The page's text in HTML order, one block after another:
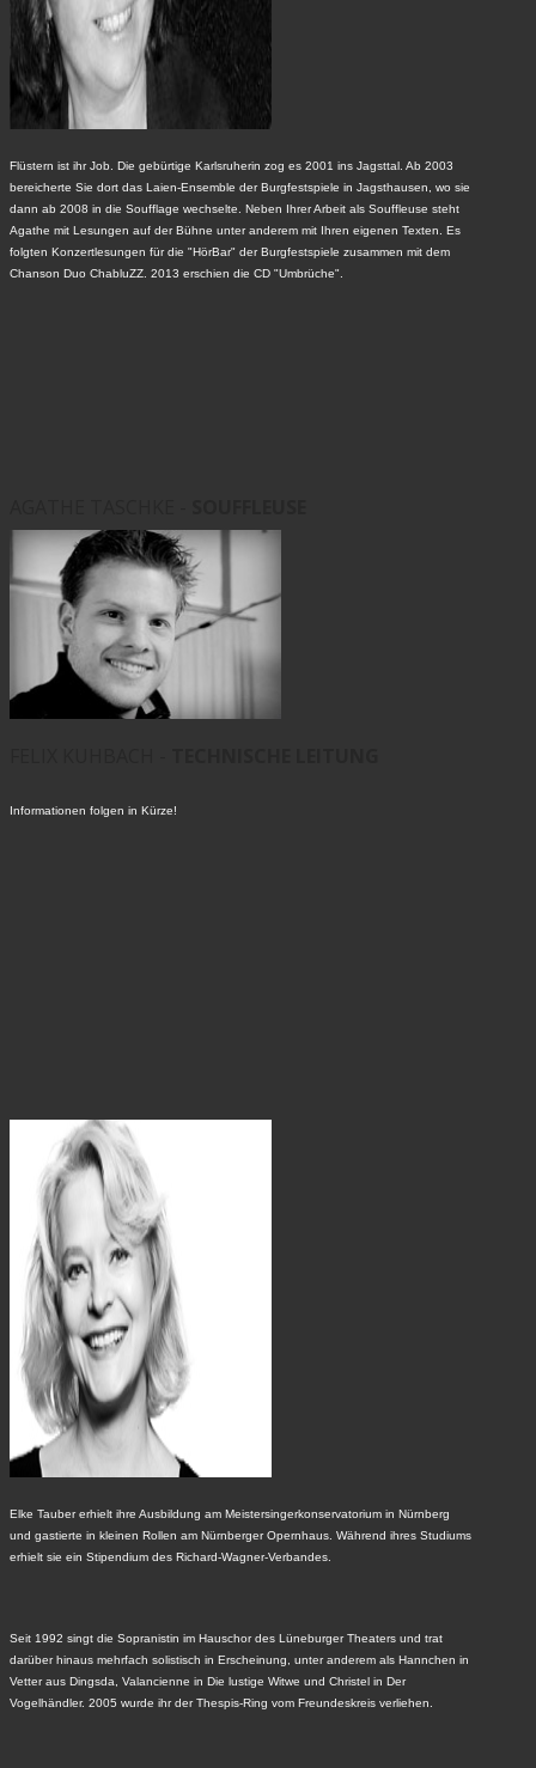
Flüstern ist ihr Job. Die gebürtige Karlsruherin zog es 2001 ins Jagsttal. Ab 2003
bereicherte Sie dort das Laien-Ensemble der Burgfestspiele in Jagsthausen, wo sie
dann ab 2008 in die Soufflage wechselte. Neben Ihrer Arbeit als Souffleuse steht
Agathe mit Lesungen auf der Bühne unter anderem mit Ihren eigenen Texten. Es
folgten Konzertlesungen für die "HörBar" der Burgfestspiele zusammen mit dem
Chanson Duo ChabluZZ. 2013 erschien die CD "Umbrüche".
Informationen folgen in Kürze!
Elke Tauber erhielt ihre Ausbildung am Meistersingerkonservatorium in Nürnberg
und gastierte in kleinen Rollen am Nürnberger Opernhaus. Während ihres Studiums
erhielt sie ein Stipendium des Richard-Wagner-Verbandes.
Seit 1992 singt die Sopranistin im Hauschor des Lüneburger Theaters und trat
darüber hinaus mehrfach solistisch in Erscheinung, unter anderem als Hannchen in
Vetter aus Dingsda, Valancienne in Die lustige Witwe und Christel in Der
Vogelhändler. 2005 wurde ihr der Thespis-Ring vom Freundeskreis verliehen.